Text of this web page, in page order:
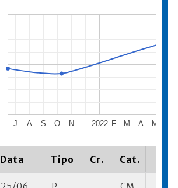
2022
J A S O N F M A M
Data Tipo Cr. Cat.